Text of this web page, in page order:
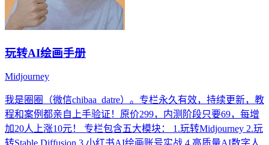
玩转AI绘画手册
Midjourney
我是圈圈（微信chibaa_datre）。专栏永久有效，持续更新，教
程和案例都亲自上手验证！原价299，内测阶段只要69，每增
加20人上涨10元！ 专栏包含五大模块： 1.玩转Midjourney 2.玩
转Stable Diffusion 3.小红书AI绘画账号实战 4.高质量AI数字人